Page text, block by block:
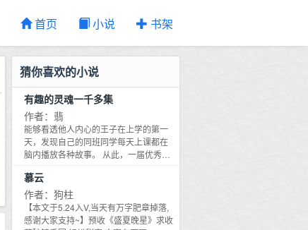
首页 小说 书架
猜你喜欢的小说
有趣的灵魂一千多集
作者：翡
能够看透他人内心的王子在上学的第一
天，发现自己的同班同学每天上课都在
脑内播放各种故事。 从此，一届优秀王
兰克修利：今天我一定要把《名侦探柯
南》看完！ 莉娜：你怕不是在做梦 兰克
修利：父皇，这是我的女朋友，我一定
要娶她！ 大臣：这只是一个平民而已，
慕云
作者：狗柱
【本文于5.24入V,当天有万字肥章掉落,
感谢大家支持~】预收《盛夏晚星》求收